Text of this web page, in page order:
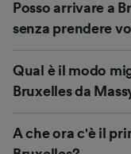
Posso arrivare a
senza prendere
Qual è il modo
Bruxelles da
A che ora c'è il